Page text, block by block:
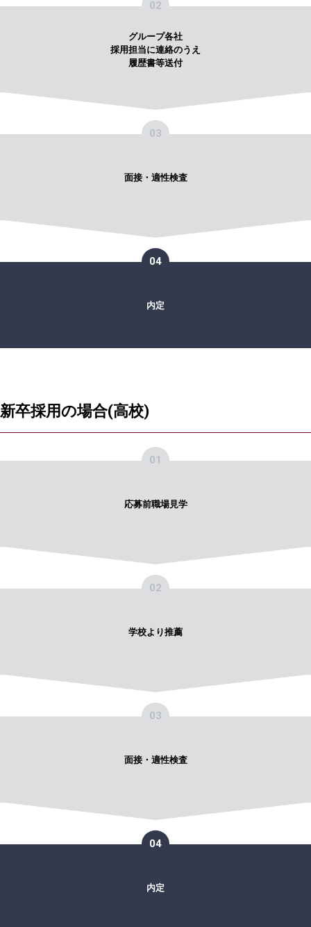
グループ各社
採用担当に連絡のうえ
履歴書等送付
02
面接・適性検査
03
内定
04
新卒採用の場合(高校)
応募前職場見学
01
学校より推薦
02
面接・適性検査
03
内定
04